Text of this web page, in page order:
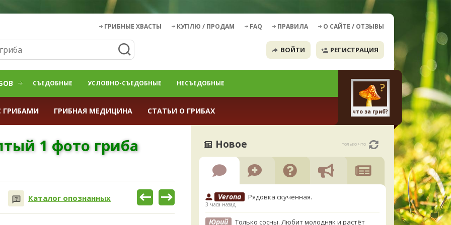
ГРИБНЫЕ ХВАСТЫ КУПЛЮ / ПРОДАМ FAQ ПРАВИЛА О САЙТЕ / ОТЗЫВЫ
ВОЙТИ РЕГИСТРАЦИЯ
СЪЕДОБНЫЕ УСЛОВНО-СЪЕДОБНЫЕ НЕСЪЕДОБНЫЕ
ГРИБАМИ ГРИБНАЯ МЕДИЦИНА СТАТЬИ О ГРИБАХ что за гриб?
1 фото гриба
Каталог опознанных
Новое только что
Verona Рядовка скученная.
3 часа назад
Юрий
Только сосны. Любит молодняк и растёт